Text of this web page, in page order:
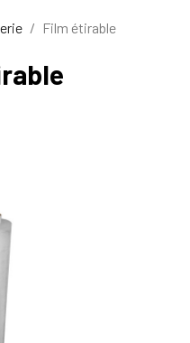
Film étirable